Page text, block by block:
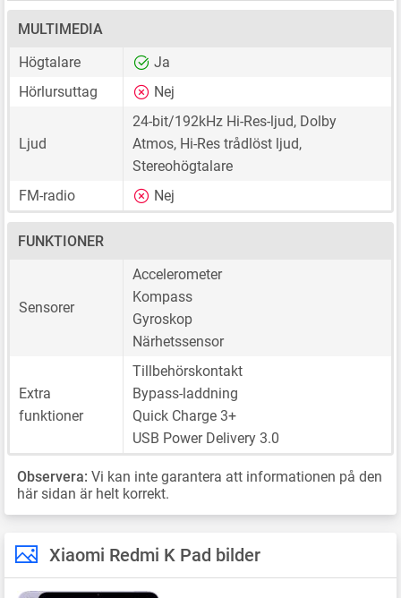
MULTIMEDIA
Högtalare
Ja
Hörlursuttag
Nej
Ljud
24-bit/192kHz Hi-Res-ljud, Dolby
Atmos, Hi-Res trådlöst ljud,
Stereohögtalare
FM-radio
Nej
FUNKTIONER
Sensorer
Accelerometer
Kompass
Gyroskop
Närhetssensor
Extra
funktioner
Tillbehörskontakt
Bypass-laddning
Quick Charge 3+
USB Power Delivery 3.0
Observera: Vi kan inte garantera att informationen på den
här sidan är helt korrekt.
Xiaomi Redmi K Pad bilder